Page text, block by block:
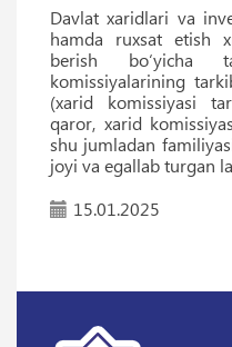
Davlat xaridlari va
hamda ruxsat etish
berish bo‘yicha
komissiyalarining
(xarid komissiyasi
qaror, xarid
shu jumladan
joyi va egallab turgan
15.01.2025